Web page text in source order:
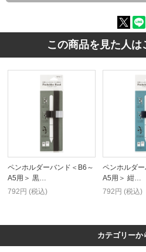
この商品を見た人
ペンホルダーバンド＜B6～
A5用＞ 黒…
792円 (税込)
ペンホルダ
A5用＞ 紺…
792円 (税込)
カテゴリーか